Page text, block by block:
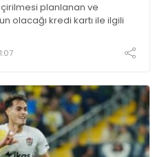
planlanan ve
olacağı kredi kartı ile ilgili